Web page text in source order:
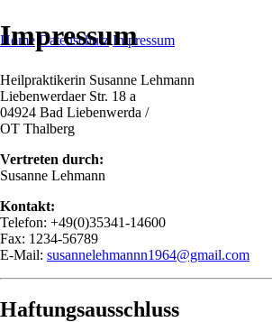
Navigation
überspringen
Home Datenschutz Impressum
Impressum
Heilpraktikerin Susanne Lehmann
Liebenwerdaer Str. 18 a
04924 Bad Liebenwerda /
OT Thalberg
Vertreten durch:
Susanne Lehmann
Kontakt:
Telefon: +49(0)35341-14600
Fax: 1234-56789
E-Mail: susannelehmannn1964@gmail.com
Haftungsausschluss